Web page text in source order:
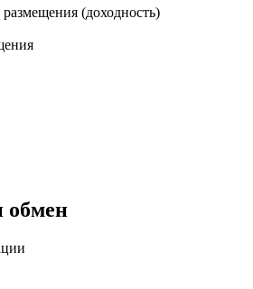
(доходность)
обмен